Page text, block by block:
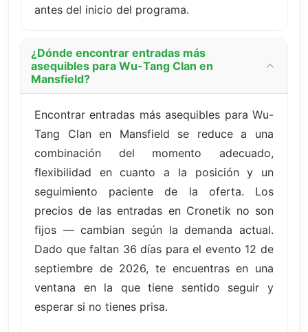
antes del inicio del programa.
¿Dónde encontrar entradas más
asequibles para Wu-Tang Clan en
Mansfield?
Encontrar entradas más asequibles para Wu-
Tang Clan en Mansfield se reduce a una
combinación del momento adecuado,
flexibilidad en cuanto a la posición y un
seguimiento paciente de la oferta. Los
precios de las entradas en Cronetik no son
fijos — cambian según la demanda actual.
Dado que faltan 36 días para el evento 12 de
septiembre de 2026, te encuentras en una
ventana en la que tiene sentido seguir y
esperar si no tienes prisa.